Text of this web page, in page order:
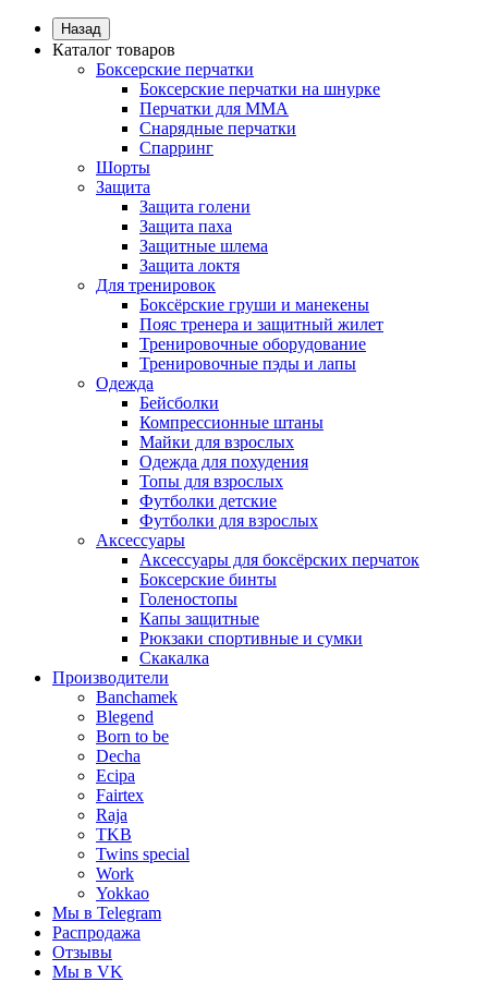
Назад
Каталог товаров
Боксерские перчатки
Боксерские перчатки на шнурке
Перчатки для ММА
Снарядные перчатки
Спарринг
Шорты
Защита
Защита голени
Защита паха
Защитные шлема
Защита локтя
Для тренировок
Боксёрские груши и манекены
Пояс тренера и защитный жилет
Тренировочные оборудование
Тренировочные пэды и лапы
Одежда
Бейсболки
Компрессионные штаны
Майки для взрослых
Одежда для похудения
Топы для взрослых
Футболки детские
Футболки для взрослых
Аксессуары
Аксессуары для боксёрских перчаток
Боксерские бинты
Голеностопы
Капы защитные
Рюкзаки спортивные и сумки
Скакалка
Производители
Banchamek
Blegend
Born to be
Decha
Ecipa
Fairtex
Raja
TKB
Twins special
Work
Yokkao
Мы в Telegram
Распродажа
Отзывы
Мы в VK